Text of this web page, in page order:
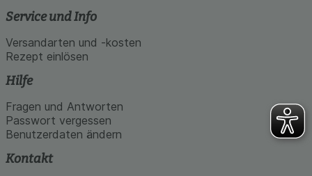
Service und Info
Versandarten und -kosten
Rezept einlösen
Hilfe
Fragen und Antworten
Passwort vergessen
Benutzerdaten ändern
Kontakt